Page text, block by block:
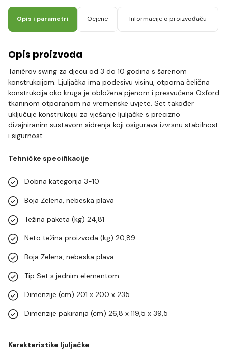
Opis i parametri Ocjene Informacije o proizvođaču
Opis proizvoda
Taniérov swing za djecu od 3 do 10 godina s šarenom
konstrukcijom. Ljuljačka ima podesivu visinu, otporna čelična
konstrukcija oko kruga je obložena pjenom i presvučena Oxford
tkaninom otporanom na vremenske uvjete. Set također
uključuje konstrukciju za vješanje ljuljačke s precizno
dizajniranim sustavom sidrenja koji osigurava izvrsnu stabilnost
i sigurnost.
Tehničke specifikacije
Dobna kategorija 3-10
Boja Zelena, nebeska plava
Težina paketa (kg) 24,81
Neto težina proizvoda (kg) 20,89
Boja Zelena, nebeska plava
Tip Set s jednim elementom
Dimenzije (cm) 201 x 200 x 235
Dimenzije pakiranja (cm) 26,8 x 119,5 x 39,5
Karakteristike ljuljačke